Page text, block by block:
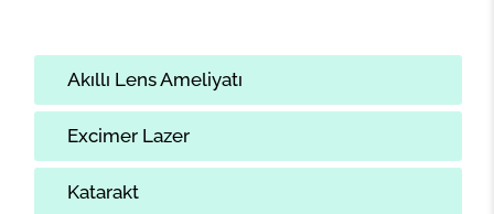
Akıllı Lens Ameliyatı
Excimer Lazer
Katarakt